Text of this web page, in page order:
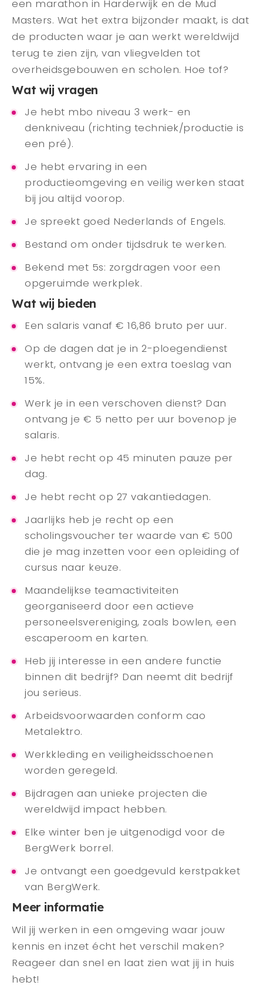
een marathon in Harderwijk en de Mud
Masters. Wat het extra bijzonder maakt, is dat
de producten waar je aan werkt wereldwijd
terug te zien zijn, van vliegvelden tot
overheidsgebouwen en scholen. Hoe tof?
Wat wij vragen
Je hebt mbo niveau 3 werk- en
denkniveau (richting techniek/productie is
een pré).
Je hebt ervaring in een
productieomgeving en veilig werken staat
bij jou altijd voorop.
Je spreekt goed Nederlands of Engels.
Bestand om onder tijdsdruk te werken.
Bekend met 5s: zorgdragen voor een
opgeruimde werkplek.
Wat wij bieden
Een salaris vanaf € 16,86 bruto per uur.
Op de dagen dat je in 2-ploegendienst
werkt, ontvang je een extra toeslag van
15%.
Werk je in een verschoven dienst? Dan
ontvang je € 5 netto per uur bovenop je
salaris.
Je hebt recht op 45 minuten pauze per
dag.
Je hebt recht op 27 vakantiedagen.
Jaarlijks heb je recht op een
scholingsvoucher ter waarde van € 500
die je mag inzetten voor een opleiding of
cursus naar keuze.
Maandelijkse teamactiviteiten
georganiseerd door een actieve
personeelsvereniging, zoals bowlen, een
escaperoom en karten.
Heb jij interesse in een andere functie
binnen dit bedrijf? Dan neemt dit bedrijf
jou serieus.
Arbeidsvoorwaarden conform cao
Metalektro.
Werkkleding en veiligheidsschoenen
worden geregeld.
Bijdragen aan unieke projecten die
wereldwijd impact hebben.
Elke winter ben je uitgenodigd voor de
BergWerk borrel.
Je ontvangt een goedgevuld kerstpakket
van BergWerk.
Meer informatie
Wil jij werken in een omgeving waar jouw
kennis en inzet écht het verschil maken?
Reageer dan snel en laat zien wat jij in huis
hebt!